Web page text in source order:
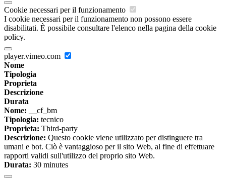
Cookie necessari per il funzionamento
I cookie necessari per il funzionamento non possono essere
disabilitati. È possibile consultare l'elenco nella pagina della cookie
policy.
player.vimeo.com
Nome
Tipologia
Proprieta
Descrizione
Durata
Nome: __cf_bm
Tipologia: tecnico
Proprieta: Third-party
Descrizione: Questo cookie viene utilizzato per distinguere tra
umani e bot. Ciò è vantaggioso per il sito Web, al fine di effettuare
rapporti validi sull'utilizzo del proprio sito Web.
Durata: 30 minutes